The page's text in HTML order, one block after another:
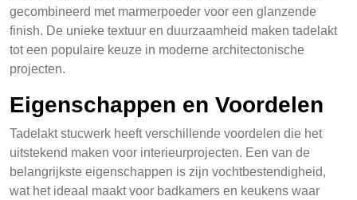
gecombineerd met marmerpoeder voor een glanzende
finish. De unieke textuur en duurzaamheid maken tadelakt
tot een populaire keuze in moderne architectonische
projecten.
Eigenschappen en Voordelen
Tadelakt stucwerk heeft verschillende voordelen die het
uitstekend maken voor interieurprojecten. Een van de
belangrijkste eigenschappen is zijn vochtbestendigheid,
wat het ideaal maakt voor badkamers en keukens waar